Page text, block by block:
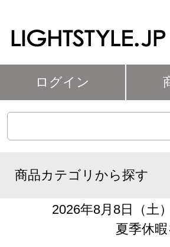
ログイン
商品カテゴリから探す
2026年8月8日（土
夏季休